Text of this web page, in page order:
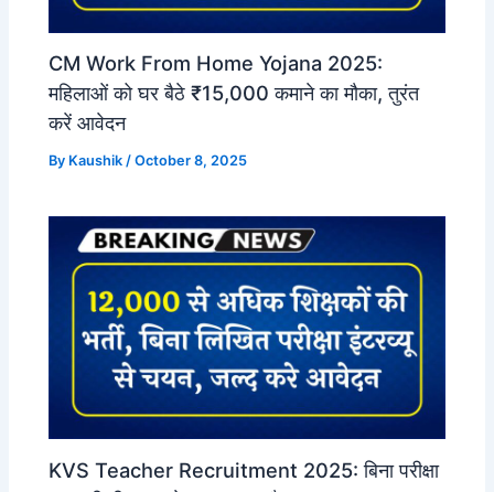
CM Work From Home Yojana 2025:
महिलाओं को घर बैठे ₹15,000 कमाने का मौका, तुरंत
करें आवेदन
By Kaushik/October 8, 2025
KVS Teacher Recruitment 2025: बिना परीक्षा